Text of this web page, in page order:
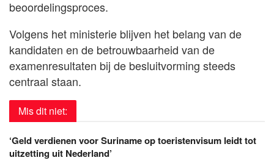
beoordelingsproces.
Volgens het ministerie blijven het belang van de
kandidaten en de betrouwbaarheid van de
examenresultaten bij de besluitvorming steeds
centraal staan.
Mis dit niet:
‘Geld verdienen voor Suriname op toeristenvisum leidt tot
uitzetting uit Nederland’